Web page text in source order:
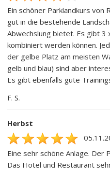
Ein schöner Parklandkurs
gut in die bestehende
Abwechslung bietet. Es gibt 3
kombiniert werden können.
der gelbe Platz am meisten
gelb und blau) sind aber
Es gibt ebenfalls gute
F. S.
Herbst
Eine sehr schöne Anlage. Der
Das Hotel und Restaurant